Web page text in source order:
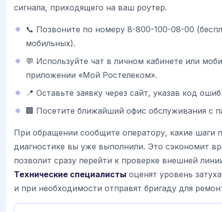
сигнала, приходящего на ваш роутер.
📞 Позвоните по номеру 8-800-100-08-00
мобильных).
💬 Используйте чат в личном кабинете или
приложении «Мой Ростелеком».
📍 Оставьте заявку через сайт, указав код
🏢 Посетите ближайший офис обслуживания с
При обращении сообщите оператору, какие шаги
диагностике вы уже выполнили. Это сэкономит
позволит сразу перейти к проверке внешней
Технические специалисты оценят уровень
и при необходимости отправят бригаду для